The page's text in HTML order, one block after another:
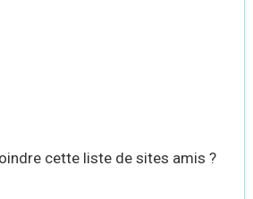
cette liste de sites amis ?